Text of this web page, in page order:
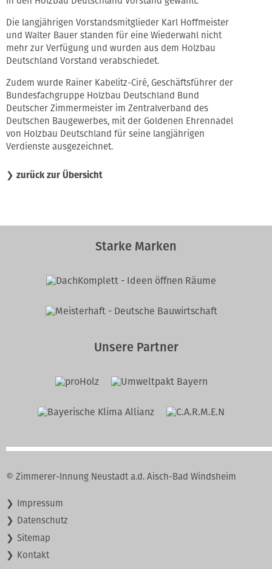
Die langjährigen Vorstandsmitglieder Karl Hoffmeister
und Walter Bauer standen für eine Wiederwahl nicht
mehr zur Verfügung und wurden aus dem Holzbau
Deutschland Vorstand verabschiedet.
Zudem wurde Rainer Kabelitz-Ciré, Geschäftsführer der
Bundesfachgruppe Holzbau Deutschland Bund
Deutscher Zimmermeister im Zentralverband des
Deutschen Baugewerbes, mit der Goldenen Ehrennadel
von Holzbau Deutschland für seine langjährigen
Verdienste ausgezeichnet.
❯ zurück zur Übersicht
Starke Marken
Unsere Partner
© Zimmerer-Innung Neustadt a.d. Aisch-Bad Windsheim
Navigation
überspringen
Impressum
Datenschutz
Sitemap
Kontakt